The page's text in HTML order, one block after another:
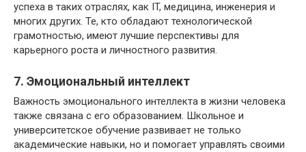
успеха в таких отраслях, как IT, медицина, инженерия и
многих других. Те, кто обладают технологической
грамотностью, имеют лучшие перспективы для
карьерного роста и личностного развития.
7. Эмоциональный интеллект
Важность эмоционального интеллекта в жизни человека
также связана с его образованием. Школьное и
университетское обучение развивает не только
академические навыки, но и помогает управлять своими